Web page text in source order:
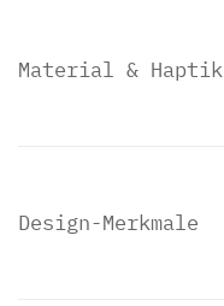
Material & Haptik
Design-Merkmale